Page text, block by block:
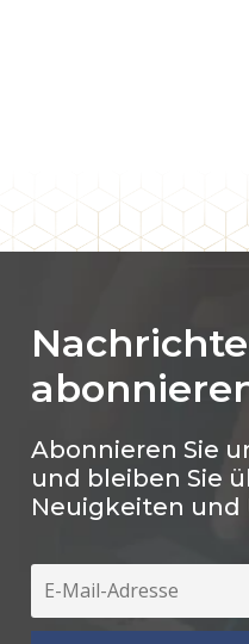
Abonnieren Sie
und bleiben Sie
Neuigkeiten